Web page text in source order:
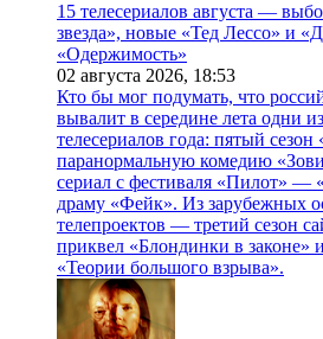
15 телесериалов августа —
звезда», новые «Тед Лессо» и
«Одержимость»
02 августа 2026, 18:53
Кто бы мог подумать, что
вывалит в середине лета одни
телесериалов года: пятый
паранормальную комедию
сериал с фестиваля «Пилот» —
драму «Фейк». Из зарубежных
телепроектов — третий сезон
приквел «Блондинки в законе»
«Теории большого взрыва».